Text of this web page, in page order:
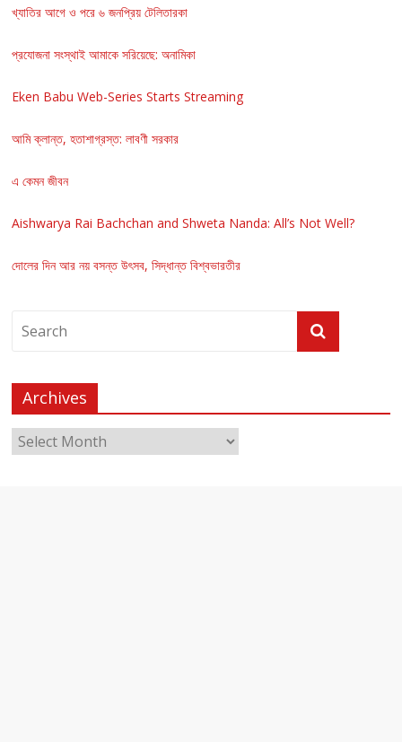
খ্যাতির আগে ও পরে ৬ জনপ্রিয় টেলিতারকা
প্রযোজনা সংস্থাই আমাকে সরিয়েছে: অনামিকা
Eken Babu Web-Series Starts Streaming
আমি ক্লান্ত, হতাশাগ্রস্ত: লাবণী সরকার
এ কেমন জীবন
Aishwarya Rai Bachchan and Shweta Nanda: All’s Not Well?
দোলের দিন আর নয় বসন্ত উৎসব, সিদ্ধান্ত বিশ্বভারতীর
Archives